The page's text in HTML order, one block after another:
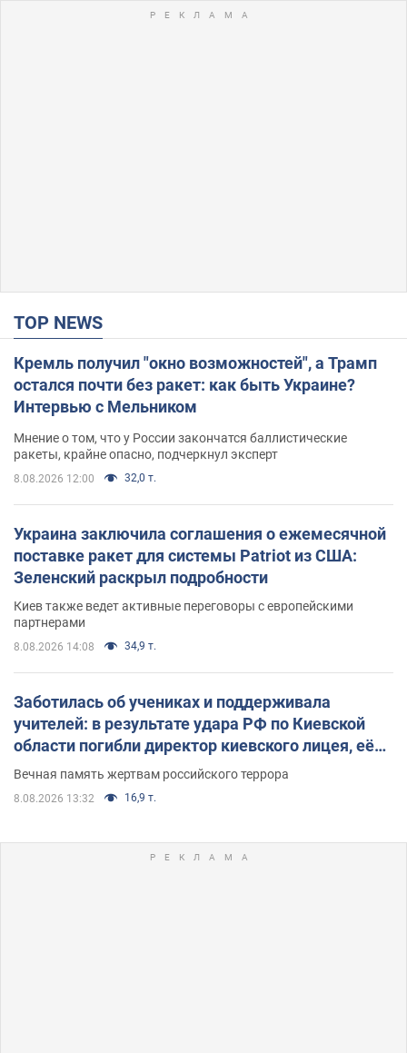
TOP NEWS
Кремль получил "окно возможностей", а Трамп
остался почти без ракет: как быть Украине?
Интервью с Мельником
Мнение о том, что у России закончатся баллистические
ракеты, крайне опасно, подчеркнул эксперт
8.08.2026 12:00 32,0 т.
Украина заключила соглашения о ежемесячной
поставке ракет для системы Patriot из США:
Зеленский раскрыл подробности
Киев также ведет активные переговоры с европейскими
партнерами
8.08.2026 14:08 34,9 т.
Заботилась об учениках и поддерживала
учителей: в результате удара РФ по Киевской
области погибли директор киевского лицея, её
муж и внук
Вечная память жертвам российского террора
8.08.2026 13:32 16,9 т.